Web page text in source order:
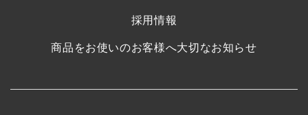
採用情報
商品をお使いのお客様へ大切なお知らせ